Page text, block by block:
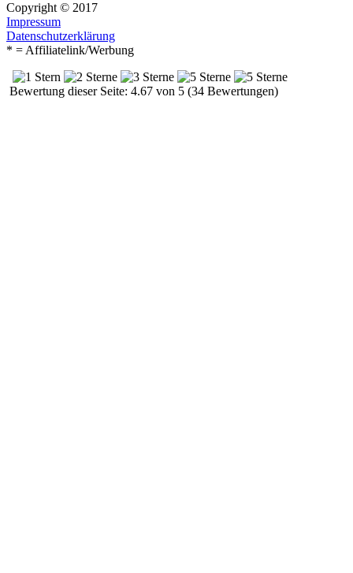
Copyright © 2017
Impressum
Datenschutzerklärung
* = Affiliatelink/Werbung
Bewertung dieser Seite: 4.67 von 5 (34 Bewertungen)